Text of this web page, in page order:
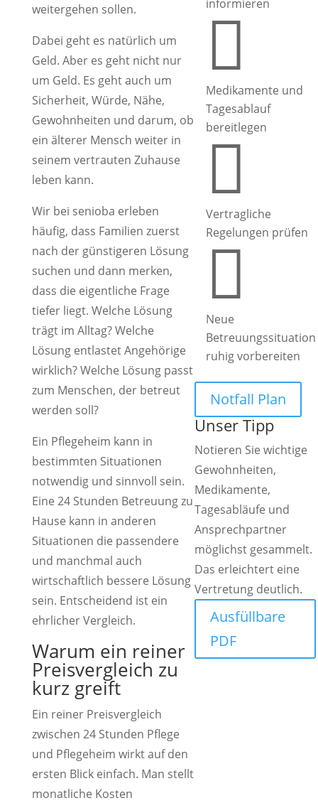
weitergehen sollen.
Dabei geht es natürlich um
Geld. Aber es geht nicht nur
um Geld. Es geht auch um
Sicherheit, Würde, Nähe,
Gewohnheiten und darum, ob
ein älterer Mensch weiter in
seinem vertrauten Zuhause
leben kann.
Wir bei senioba erleben
häufig, dass Familien zuerst
nach der günstigeren Lösung
suchen und dann merken,
dass die eigentliche Frage
tiefer liegt. Welche Lösung
trägt im Alltag? Welche
Lösung entlastet Angehörige
wirklich? Welche Lösung passt
zum Menschen, der betreut
werden soll?
Ein Pflegeheim kann in
bestimmten Situationen
notwendig und sinnvoll sein.
Eine 24 Stunden Betreuung zu
Hause kann in anderen
Situationen die passendere
und manchmal auch
wirtschaftlich bessere Lösung
sein. Entscheidend ist ein
ehrlicher Vergleich.
Warum ein reiner
Preisvergleich zu
kurz greift
Ein reiner Preisvergleich
zwischen 24 Stunden Pflege
und Pflegeheim wirkt auf den
ersten Blick einfach. Man stellt
monatliche Kosten
informieren

Medikamente und
Tagesablauf
bereitlegen

Vertragliche
Regelungen prüfen

Neue
Betreuungssituation
ruhig vorbereiten
Notfall Plan
Unser Tipp
Notieren Sie wichtige
Gewohnheiten,
Medikamente,
Tagesabläufe und
Ansprechpartner
möglichst gesammelt.
Das erleichtert eine
Vertretung deutlich.
Ausfüllbare
PDF